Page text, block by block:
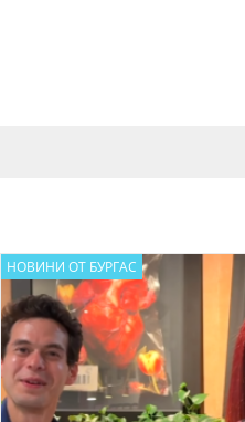
НОВИНИ ОТ БУРГАС